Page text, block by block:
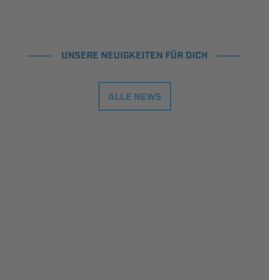
UNSERE NEUIGKEITEN FÜR DICH
ALLE NEWS